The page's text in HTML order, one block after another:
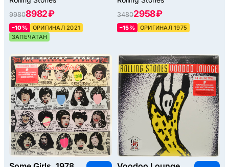
(3LP), 2021
99808982 ₽
–10%
ОРИГИНАЛ 2021
ЗАПЕЧАТАН
34802958 ₽
–15% ОРИГИНАЛ 1975